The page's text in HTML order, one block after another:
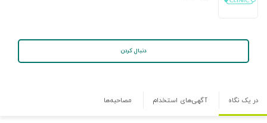
دنبال کردن
در یک نگاه آگهی‌های استخدام مصاحبه‌ها